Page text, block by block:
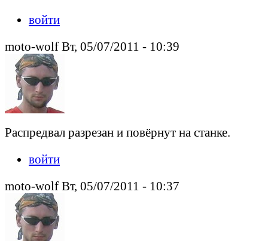
войти
moto-wolf Вт, 05/07/2011 - 10:39
Распредвал разрезан и повёрнут на станке.
войти
moto-wolf Вт, 05/07/2011 - 10:37